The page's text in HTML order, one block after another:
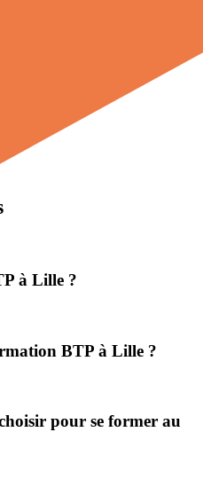
à Lille ?
BTP à Lille ?
pour se former au